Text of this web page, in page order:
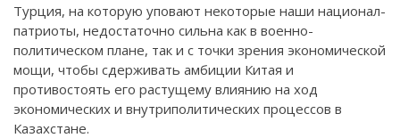
Турция, на которую уповают некоторые наши национал-
патриоты, недостаточно сильна как в военно-
политическом плане, так и с точки зрения экономической
мощи, чтобы сдерживать амбиции Китая и
противостоять его растущему влиянию на ход
экономических и внутриполитических процессов в
Казахстане.